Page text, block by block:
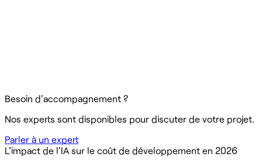
Besoin d'accompagnement ?
Nos experts sont disponibles pour discuter de votre projet.
Parler à un expert
L'impact de l'IA sur le coût de développement en 2026